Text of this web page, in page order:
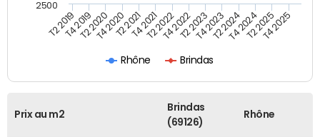
Rhône Brindas
T2 2019T4 2019T2 2020T4 2020T2 2021T4 2021T2 2022T4 2022T2 2023T4 2023T2 2024T4 2024T2 2025T4 2025
2500
Prix au m2
Brindas
(69126)
Rhône